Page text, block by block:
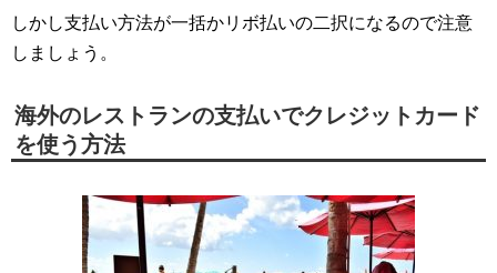
しかし支払い方法が一括かリボ払いの二択になるので注意
しましょう。
海外のレストランの支払いでクレジットカード
を使う方法